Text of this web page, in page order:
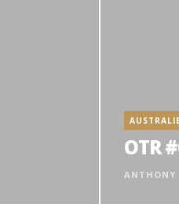
AUSTRALIE
OTR
ANTHONY